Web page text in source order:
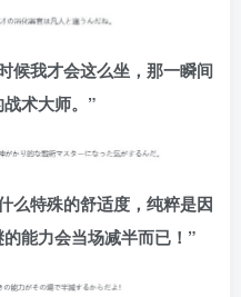
候我才会这么坐，那一瞬间
术大师。”
么特殊的舒适度，纯粹是因
能力会当场减半而已！”